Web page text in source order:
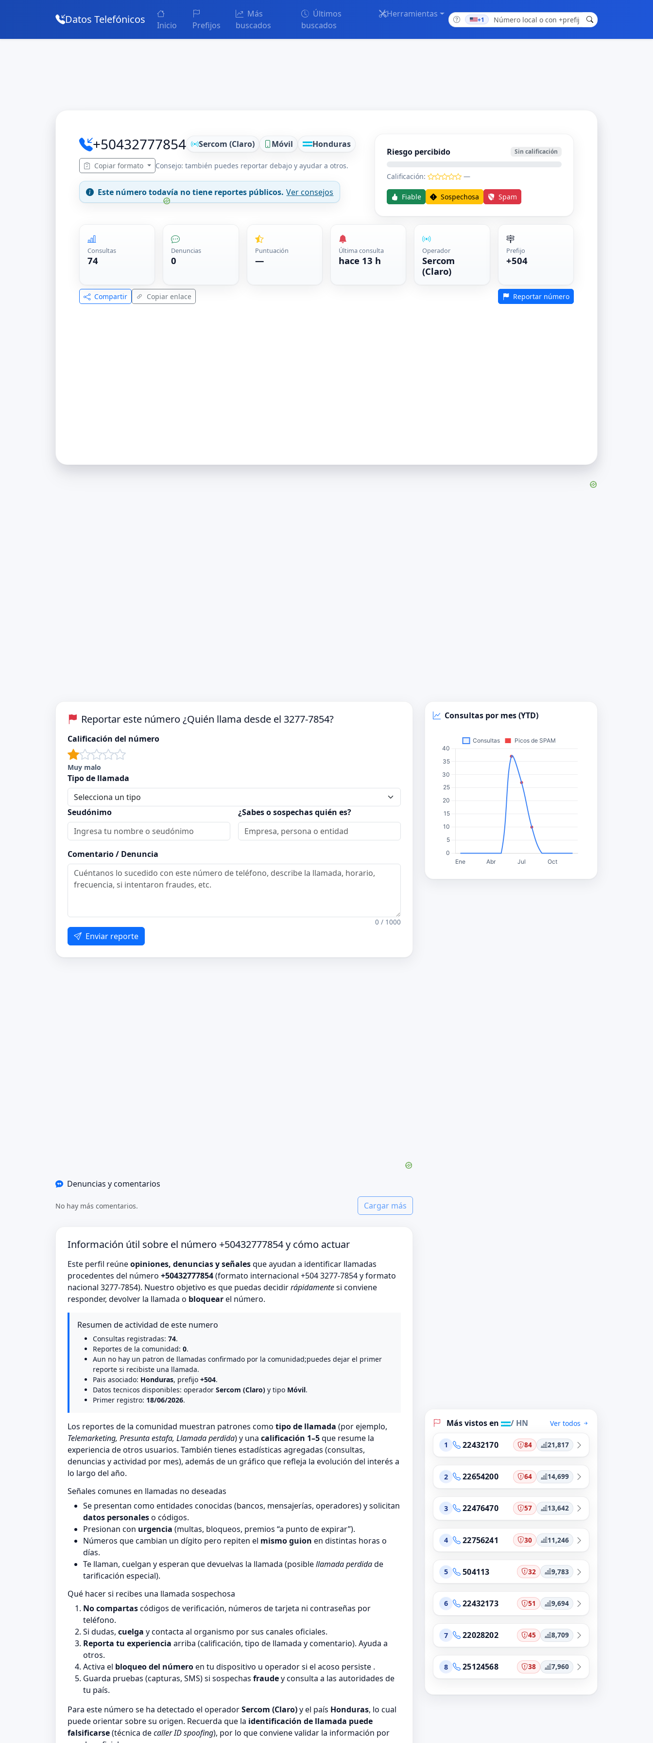
Datos Telefónicos Inicio Prefijos
Más
buscados
Últimos
buscados
Herramientas
+1
+50432777854 Sercom (Claro) Móvil Honduras
Copiar formato Consejo: también puedes reportar debajo y ayudar a otros.
Este número todavía no tiene reportes públicos. Ver consejos
Riesgo percibido Sin calificación
Calificación: —
Fiable Sospechosa Spam
Consultas
74
Denuncias
0
Puntuación
—
Última consulta
hace 13 h
Operador
Sercom
(Claro)
Prefijo
+504
Compartir Copiar enlace Reportar número
Reportar este número ¿Quién llama desde el 3277-7854?
Calificación del número
Muy malo
Tipo de llamada
Seudónimo ¿Sabes o sospechas quién es?
Comentario / Denuncia
0 / 1000
Enviar reporte
Denuncias y comentarios
No hay más comentarios. Cargar más
Información útil sobre el número +50432777854 y cómo actuar
Este perfil reúneopiniones, denuncias y señalesque ayudan a identificar llamadas
procedentes del número +50432777854(formato internacional +504 3277-7854 y formato
nacional 3277-7854). Nuestro objetivo es que puedas decidirrápidamentesi conviene
responder, devolver la llamada o bloquearel número.
Resumen de actividad de este numero
Consultas registradas: 74.
Reportes de la comunidad: 0.
Aun no hay un patron de llamadas confirmado por la comunidad;puedes dejar el primer
reporte si recibiste una llamada.
Pais asociado: Honduras, prefijo +504.
Datos tecnicos disponibles: operador Sercom (Claro) y tipo Móvil.
Primer registro: 18/06/2026.
Los reportes de la comunidad muestran patrones como tipo de llamada (por ejemplo,
Telemarketing, Presunta estafa, Llamada perdida) y una calificación 1–5que resume la
experiencia de otros usuarios. También tienes estadísticas agregadas (consultas,
denuncias y actividad por mes), además de un gráfico que refleja la evolución del interés a
lo largo del año.
Señales comunes en llamadas no deseadas
Se presentan como entidades conocidas (bancos, mensajerías, operadores) y solicitan
datos personaleso códigos.
Presionan con urgencia (multas, bloqueos, premios “a punto de expirar”).
Números que cambian un dígito pero repiten el mismo guion en distintas horas o
días.
Te llaman, cuelgan y esperan que devuelvas la llamada (posiblellamada perdidade
tarificación especial).
Qué hacer si recibes una llamada sospechosa
No compartascódigos de verificación, números de tarjeta ni contraseñas por
teléfono.
Si dudas, cuelga y contacta al organismo por sus canales oficiales.
Reporta tu experiencia arriba (calificación, tipo de llamada y comentario). Ayuda a
otros.
Activa el bloqueo del númeroen tu dispositivo u operador si el acoso persiste .
Guarda pruebas (capturas, SMS) si sospechas fraudey consulta a las autoridades de
tu país.
Para este número se ha detectado el operadorSercom (Claro)y el país Honduras, lo cual
puede orientar sobre su origen. Recuerda que la identificación de llamada puede
falsificarse(técnica decaller ID spoofing), por lo que conviene validar la información por
Consultas por mes (YTD)
Más vistos en / HN Ver todos
1 22432170 84 21,817
2 22654200 64 14,699
3 22476470 57 13,642
4 22756241 30 11,246
5 504113 32 9,783
6 22432173 51 9,694
7 22028202 45 8,709
8 25124568 38 7,960